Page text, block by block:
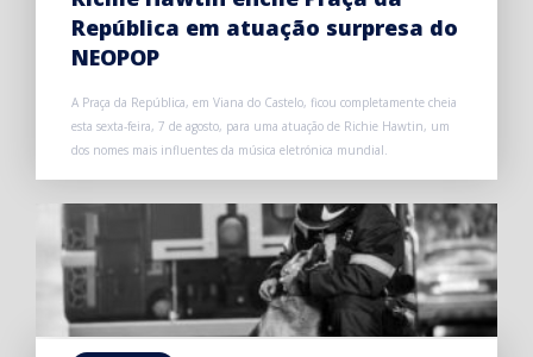
República em atuação surpresa do
NEOPOP
A Praça da República, em Viana do Castelo, ficou completamente cheia
esta sexta-feira, 7 de agosto, para uma atuação de Richie Hawtin, um
dos nomes mais influentes da música eletrónica mundial.